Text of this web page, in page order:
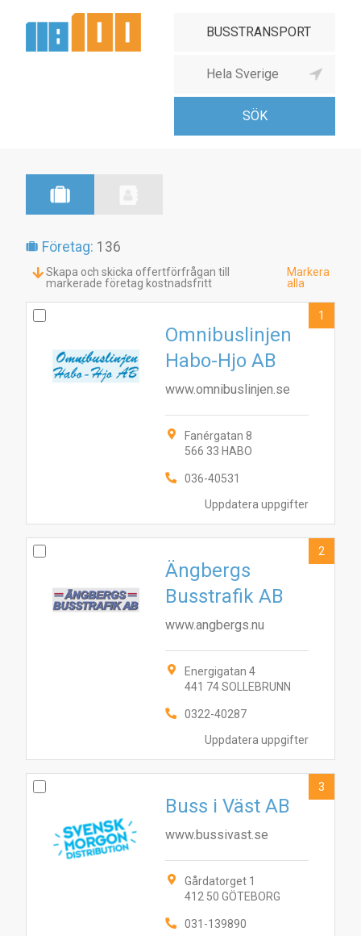
Företag: 136
Skapa och skicka offertförfrågan till
markerade företag kostnadsfritt
Markera
alla
Uppdatera uppgifter
Omnibuslinjen
Habo-Hjo AB
www.omnibuslinjen.se
Fanérgatan 8
566 33 HABO
036-40531
1
Uppdatera uppgifter
Ängbergs
Busstrafik AB
www.angbergs.nu
Energigatan 4
441 74 SOLLEBRUNN
0322-40287
2
Buss i Väst AB
www.bussivast.se
Gårdatorget 1
412 50 GÖTEBORG
031-139890
3